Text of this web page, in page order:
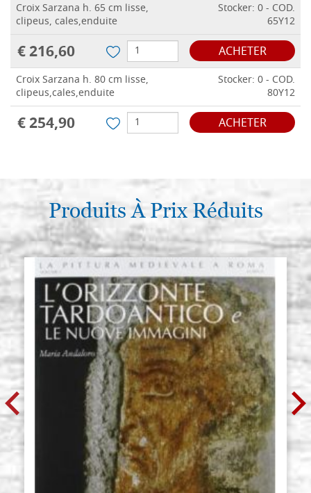
Croix Sarzana h. 65 cm lisse,
clipeus, cales,enduite
Stocker: 0 - COD.
65Y12
€ 216,60 ACHETER
Croix Sarzana h. 80 cm lisse,
clipeus,cales,enduite
Stocker: 0 - COD.
80Y12
€ 254,90 ACHETER
Produits À Prix Réduits